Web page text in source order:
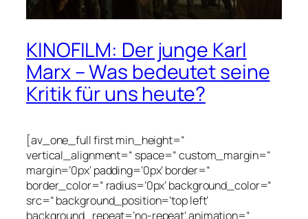
KINOFILM: Der junge Karl
Marx – Was bedeutet seine
Kritik für uns heute?
[av_one_full first min_height=“
vertical_alignment=“ space=“ custom_margin=“
margin=’0px‘ padding=’0px‘ border=“
border_color=“ radius=’0px‘ background_color=“
src=“ background_position=’top left‘
background_repeat=’no-repeat‘ animation=“